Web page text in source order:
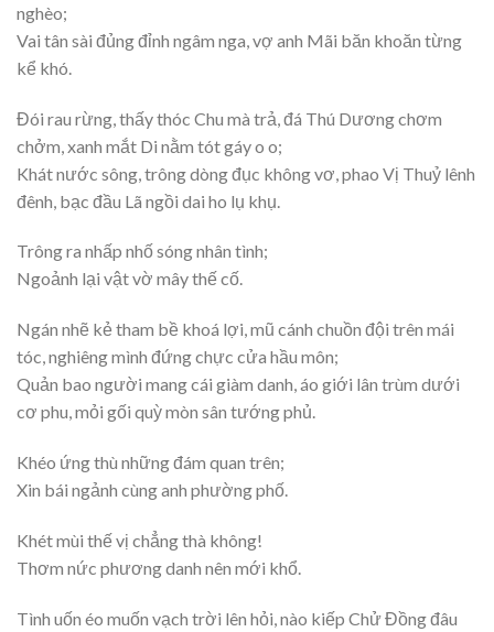
nghèo;
Vai tân sài đủng đỉnh ngâm nga, vợ anh Mãi băn khoăn từng
kể khó.
Đói rau rừng, thấy thóc Chu mà trả, đá Thú Dương chơm
chởm, xanh mắt Di nằm tót gáy o o;
Khát nước sông, trông dòng đục không vơ, phao Vị Thuỷ lênh
đênh, bạc đầu Lã ngồi dai ho lụ khụ.
Trông ra nhấp nhố sóng nhân tình;
Ngoảnh lại vật vờ mây thế cố.
Ngán nhẽ kẻ tham bề khoá lợi, mũ cánh chuồn đội trên mái
tóc, nghiêng mình đứng chực cửa hầu môn;
Quản bao người mang cái giàm danh, áo giới lân trùm dưới
cơ phu, mỏi gối quỳ mòn sân tướng phủ.
Khéo ứng thù những đám quan trên;
Xin bái ngảnh cùng anh phường phố.
Khét mùi thế vị chẳng thà không!
Thơm nức phương danh nên mới khổ.
Tình uốn éo muốn vạch trời lên hỏi, nào kiếp Chử Đồng đâu